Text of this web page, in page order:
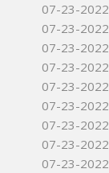
07-23-2022
07-23-2022
07-23-2022
07-23-2022
07-23-2022
07-23-2022
07-23-2022
07-23-2022
07-23-2022